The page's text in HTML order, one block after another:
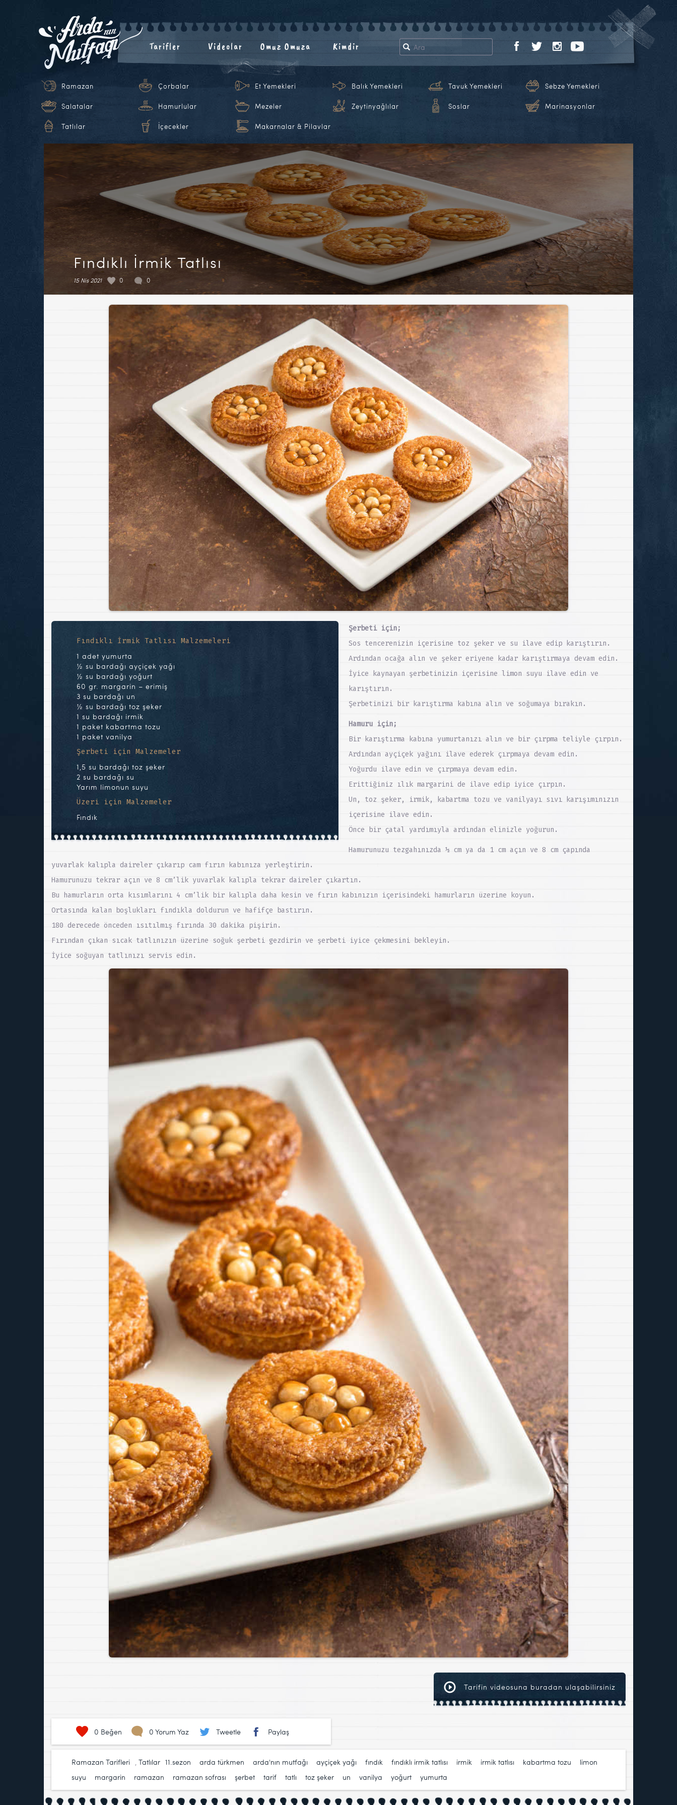
Tarifler Videolar Omuz Omuza Kimdir
Ramazan Çorbalar Et Yemekleri Balık Yemekleri Tavuk Yemekleri Sebze Yemekleri
Salatalar Hamurlular Mezeler Zeytinyağlılar Soslar Marinasyonlar
Tatlılar İçecekler Makarnalar & Pilavlar
Fındıklı İrmik Tatlısı
15 Nis 2021 0 0
Fındıklı İrmik Tatlısı Malzemeleri
1 adet yumurta
½ su bardağı ayçiçek yağı
½ su bardağı yoğurt
60 gr. margarin – erimiş
3 su bardağı un
½ su bardağı toz şeker
1 su bardağı irmik
1 paket kabartma tozu
1 paket vanilya
Şerbeti için Malzemeler
1,5 su bardağı toz şeker
2 su bardağı su
Yarım limonun suyu
Üzeri için Malzemeler
Fındık
Şerbeti için;
Sos tencerenizin içerisine toz şeker ve su ilave edip karıştırın.
Ardından ocağa alın ve şeker eriyene kadar karıştırmaya devam edin.
İyice kaynayan şerbetinizin içerisine limon suyu ilave edin ve
karıştırın.
Şerbetinizi bir karıştırma kabına alın ve soğumaya bırakın.
Hamuru için;
Bir karıştırma kabına yumurtanızı alın ve bir çırpma teliyle çırpın.
Ardından ayçiçek yağını ilave ederek çırpmaya devam edin.
Yoğurdu ilave edin ve çırpmaya devam edin.
Erittiğiniz ılık margarini de ilave edip iyice çırpın.
Un, toz şeker, irmik, kabartma tozu ve vanilyayı sıvı karışımınızın
içerisine ilave edin.
Önce bir çatal yardımıyla ardından elinizle yoğurun.
Hamurunuzu tezgahınızda ½ cm ya da 1 cm açın ve 8 cm çapında
yuvarlak kalıpla daireler çıkarıp cam fırın kabınıza yerleştirin.
Hamurunuzu tekrar açın ve 8 cm’lik yuvarlak kalıpla tekrar daireler çıkartın.
Bu hamurların orta kısımlarını 4 cm’lik bir kalıpla daha kesin ve fırın kabınızın içerisindeki hamurların üzerine koyun.
Ortasında kalan boşlukları fındıkla doldurun ve hafifçe bastırın.
180 derecede önceden ısıtılmış fırında 30 dakika pişirin.
Fırından çıkan sıcak tatlınızın üzerine soğuk şerbeti gezdirin ve şerbeti iyice çekmesini bekleyin.
İyice soğuyan tatlınızı servis edin.
Tarifin videosuna buradan ulaşabilirsiniz
0 Beğen 0 Yorum Yaz Tweetle Paylaş
Ramazan Tarifleri , Tatlılar 11.sezon arda türkmen arda'nın mutfağı ayçiçek yağı fındık fındıklı irmik tatlısı irmik irmik tatlısı kabartma tozu
limon
suyu
margarin ramazan ramazan sofrası şerbet tarif tatlı toz şeker un vanilya yoğurt yumurta